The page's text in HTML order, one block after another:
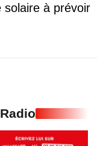
solaire à prévoir